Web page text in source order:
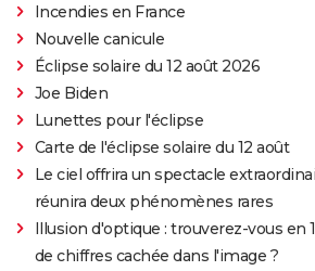
Incendies en France
Nouvelle canicule
Éclipse solaire du 12 août 2026
Joe Biden
Lunettes pour l'éclipse
Carte de l'éclipse solaire du 12 août
Le ciel offrira un spectacle
réunira deux phénomènes rares
Illusion d'optique : trouverez-vous en
de chiffres cachée dans l'image ?